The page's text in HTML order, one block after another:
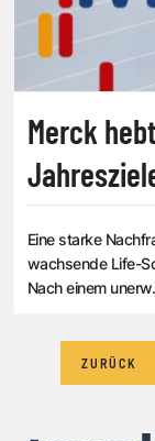
Merck
Eine starke
wachsende Life-
Nach einem
ZURÜCK